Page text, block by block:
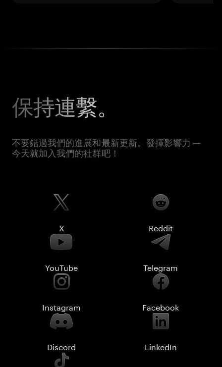
保持連繫。
不要錯過我們的進展和最新更新。發揮影響力 —
今天就加入我們的社群吧！
X Reddit
YouTube Telegram
Instagram Facebook
Discord LinkedIn